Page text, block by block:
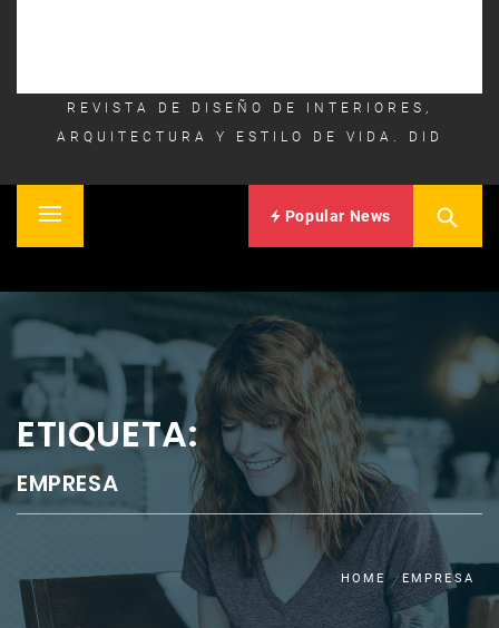
REVISTA DE DISEÑO DE INTERIORES,
ARQUITECTURA Y ESTILO DE VIDA. DID
Primary
Popular News
ETIQUETA:
EMPRESA
HOME EMPRESA